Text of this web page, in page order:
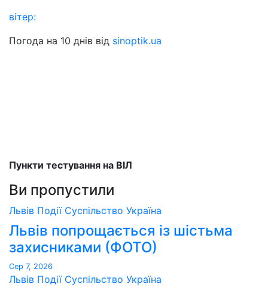
вітер:
Погода на 10 днів від sinoptik.ua
Пункти тестування на ВІЛ
Ви пропустили
Львів Події Суспільство Україна
Львів попрощається із шістьма
захисниками (ФОТО)
Сер 7, 2026
Львів Події Суспільство Україна